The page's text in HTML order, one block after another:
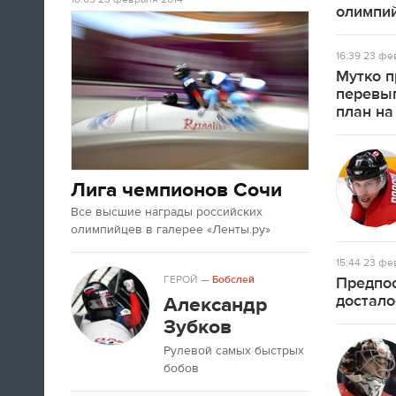
А если вы устали от соревнований за
последние недели, то воттекстпро
неспортивные итоги Олимпиады в
Сочи.
09:33
Третьяк сказал, что Олега Знарока в
сборной России не будет.
09:13
Лига чемпионов Сочи
Все высшие награды российских
олимпийцев в галерее «Ленты.ру»
ГЕРОЙ —Бобслей
Александр
Зубков
Рулевой самых быстрых
бобов
16:3923
Мутко
план
15:4423